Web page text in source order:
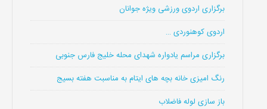
برگزاری اردوی ورزشی ویژه جوانان
اردوی کوهنوردی …
برگزاری مراسم یادواره شهدای محله خلیج فارس جنوبی
رنگ امیزی خانه بچه های ایتام به مناسبت هفته بسیج
باز سازی لوله فاضلاب